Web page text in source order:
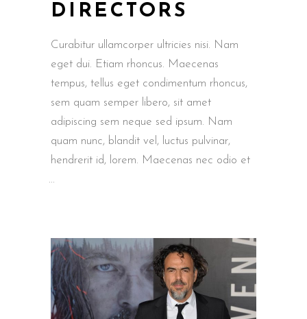
DIRECTORS
Curabitur ullamcorper ultricies nisi. Nam
eget dui. Etiam rhoncus. Maecenas
tempus, tellus eget condimentum rhoncus,
sem quam semper libero, sit amet
adipiscing sem neque sed ipsum. Nam
quam nunc, blandit vel, luctus pulvinar,
hendrerit id, lorem. Maecenas nec odio et